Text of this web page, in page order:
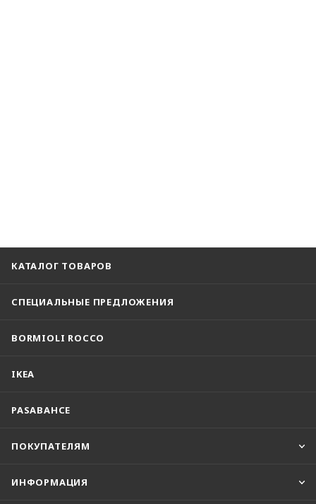
КАТАЛОГ ТОВАРОВ
СПЕЦИАЛЬНЫЕ ПРЕДЛОЖЕНИЯ
BORMIOLI ROCCO
IKEA
PASABAHCE
ПОКУПАТЕЛЯМ
ИНФОРМАЦИЯ